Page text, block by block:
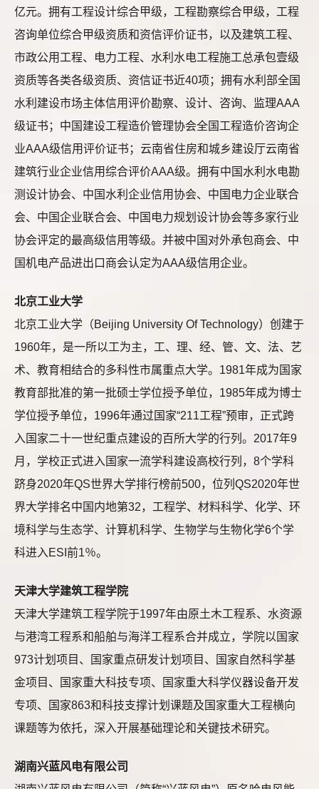
亿元。拥有工程设计综合甲级，工程勘察综合甲级，工程
咨询单位综合甲级资质和资信评价证书，以及建筑工程、
市政公用工程、电力工程、水利水电工程施工总承包壹级
资质等各类各级资质、资信证书近40项；拥有水利部全国
水利建设市场主体信用评价勘察、设计、咨询、监理AAA
级证书；中国建设工程造价管理协会全国工程造价咨询企
业AAA级信用评价证书；云南省住房和城乡建设厅云南省
建筑行业企业信用综合评价AAA级。拥有中国水利水电勘
测设计协会、中国水利企业信用协会、中国电力企业联合
会、中国企业联合会、中国电力规划设计协会等多家行业
协会评定的最高级信用等级。并被中国对外承包商会、中
国机电产品进出口商会认定为AAA级信用企业。
北京工业大学
北京工业大学（Beijing University Of Technology）创建于
1960年，是一所以工为主，工、理、经、管、文、法、艺
术、教育相结合的多科性市属重点大学。1981年成为国家
教育部批准的第一批硕士学位授予单位，1985年成为博士
学位授予单位，1996年通过国家“211工程”预审，正式跨
入国家二十一世纪重点建设的百所大学的行列。2017年9
月，学校正式进入国家一流学科建设高校行列，8个学科
跻身2020年QS世界大学排行榜前500，位列QS2020年世
界大学排名中国内地第32，工程学、材料科学、化学、环
境科学与生态学、计算机科学、生物学与生物化学6个学
科进入ESI前1％。
天津大学建筑工程学院
天津大学建筑工程学院于1997年由原土木工程系、水资源
与港湾工程系和船舶与海洋工程系合并成立，学院以国家
973计划项目、国家重点研发计划项目、国家自然科学基
金项目、国家重大科技专项、国家重大科学仪器设备开发
专项、国家863和科技支撑计划课题及国家重大工程横向
课题等为依托，深入开展基础理论和关键技术研究。
湖南兴蓝风电有限公司